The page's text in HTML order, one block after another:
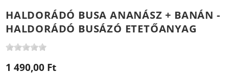
HALDORÁDÓ BUSA ANANÁSZ + BANÁN -
HALDORÁDÓ BUSÁZÓ ETETŐANYAG
1 490,00 Ft